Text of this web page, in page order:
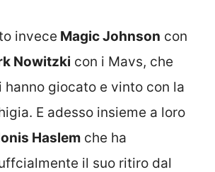
invece Magic Johnson con
Nowitzki con i Mavs, che
hanno giocato e vinto con la
E adesso insieme a loro
Haslem che ha
il suo ritiro dal